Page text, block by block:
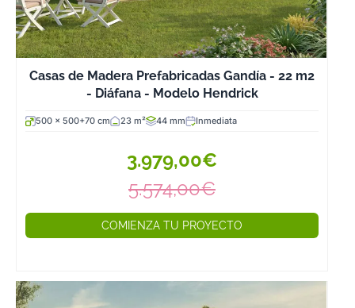
Casas de Madera Prefabricadas Gandía - 22 m2
- Diáfana - Modelo Hendrick
500 x 500+70 cm 23 m² 44 mm Inmediata
3.979,00€
5.574,00€
COMIENZA TU PROYECTO